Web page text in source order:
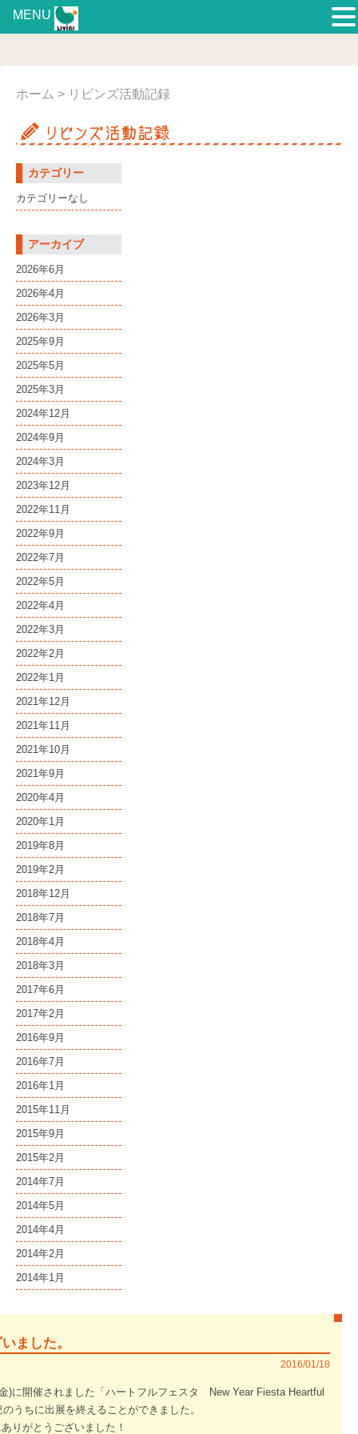
ホーム > リビンズ活動記録
カテゴリー
カテゴリーなし
アーカイブ
2026年6月
2026年4月
2026年3月
2025年9月
2025年5月
2025年3月
2024年12月
2024年9月
2024年3月
2023年12月
2022年11月
2022年9月
2022年7月
2022年5月
2022年4月
2022年3月
2022年2月
2022年1月
2021年12月
2021年11月
2021年10月
2021年9月
2020年4月
2020年1月
2019年8月
2019年2月
2018年12月
2018年7月
2018年4月
2018年3月
2017年6月
2017年2月
2016年9月
2016年7月
2016年1月
2015年11月
2015年9月
2015年2月
2014年7月
2014年5月
2014年4月
2014年2月
2014年1月
ました。
2016/01/18
)に開催されました「ハートフルフェスタ New Year Fiesta Heartful
うちに出展を終えることができました。
りがとうございました！
MENU